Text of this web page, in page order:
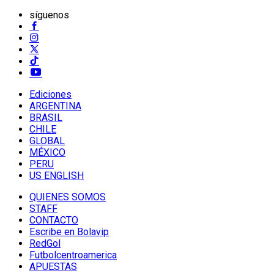
síguenos
Ediciones
ARGENTINA
BRASIL
CHILE
GLOBAL
MÉXICO
PERU
US ENGLISH
QUIENES SOMOS
STAFF
CONTACTO
Escribe en Bolavip
RedGol
Futbolcentroamerica
APUESTAS